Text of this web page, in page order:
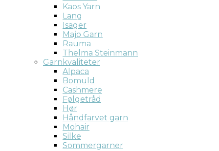
Kaos Yarn
Lang
Isager
Majo Garn
Rauma
Thelma Steinmann
Garnkvaliteter
Alpaca
Bomuld
Cashmere
Følgetråd
Hør
Håndfarvet garn
Mohair
Silke
Sommergarner